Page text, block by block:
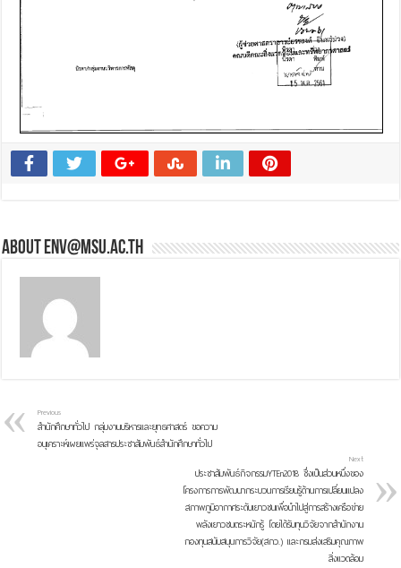
About env@msu.ac.th
Previous
สำนักศึกษาทั่วไป กลุ่มงานบริหารและยุทธศาสตร์ ขอความ
อนุเคราะห์เผยแพร่จุลสารประชาสัมพันธ์สำนักศึกษาทั่วไป
Next
ประชาสัมพันธ์กิจกรรมYTEn2018 ซึ่งเป็นส่วนหนึ่งของ
โครงการการพัฒนากระบวนการเรียนรู้ด้านการเปลี่ยนแปลง
สภาพภูมิอากาศระดับเยาวชนเพื่อนำไปสู่การสร้างเครือข่าย
พลังเยาวชนตระหนักรู้ โดยได้รับทุนวิจัยจากสำนักงาน
กองทุนสนับสนุนการวิจัย(สกว.) และกรมส่งเสริมคุณภาพ
สิ่งแวดล้อม